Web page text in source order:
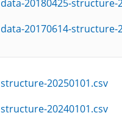
data-20180425-structure-
data-20170614-structure-
structure-20250101.csv
structure-20240101.csv